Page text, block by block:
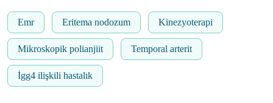
Emr Eritema nodozum Kinezyoterapi
Mikroskopik polianjiit Temporal arterit
İgg4 ilişkili hastalık